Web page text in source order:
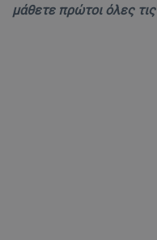
μάθετε πρώτοι όλες τις